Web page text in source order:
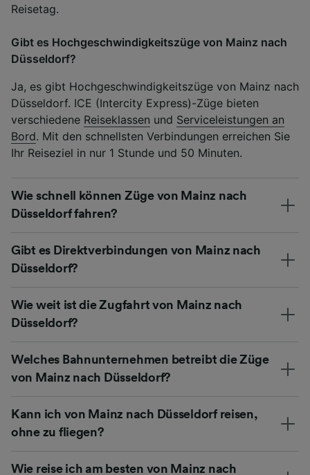
Reisetag.
Gibt es Hochgeschwindigkeitszüge von Mainz nach
Düsseldorf?
Ja, es gibt Hochgeschwindigkeitszüge von Mainz nach
Düsseldorf. ICE (Intercity Express)-Züge bieten
verschiedene Reiseklassen und Serviceleistungen an
Bord. Mit den schnellsten Verbindungen erreichen Sie
Ihr Reiseziel in nur 1 Stunde und 50 Minuten.
Wie schnell können Züge von Mainz nach
Düsseldorf fahren?
Gibt es Direktverbindungen von Mainz nach
Düsseldorf?
Wie weit ist die Zugfahrt von Mainz nach
Düsseldorf?
Welches Bahnunternehmen betreibt die Züge
von Mainz nach Düsseldorf?
Kann ich von Mainz nach Düsseldorf reisen,
ohne zu fliegen?
Wie reise ich am besten von Mainz nach